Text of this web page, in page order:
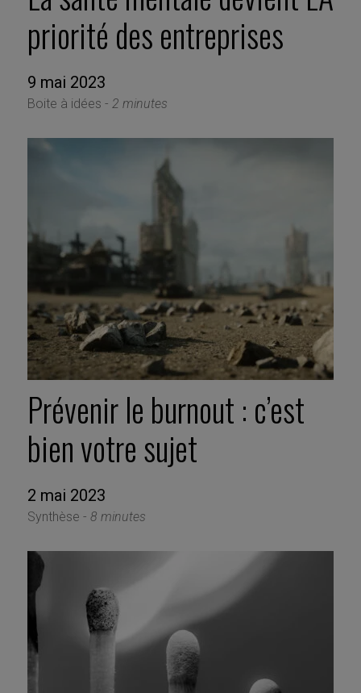
priorité des entreprises
9 mai 2023
Boite à idées - 2 minutes
Prévenir le burnout : c’est
bien votre sujet
2 mai 2023
Synthèse - 8 minutes